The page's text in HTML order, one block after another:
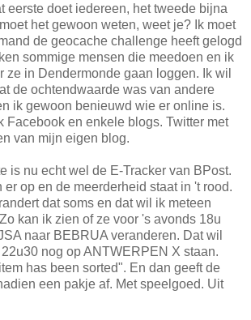
eerste doet iedereen, het tweede bijna
het gewoon weten, weet je? Ik moet
de geocache challenge heeft gelogd
sommige mensen die meedoen en ik
ze in Dendermonde gaan loggen. Ik wil
de ochtendwaarde was van andere
ik gewoon benieuwd wie er online is.
Facebook en enkele blogs. Twitter met
van mijn eigen blog.
is nu echt wel de E-Tracker van BPost.
er op en de meerderheid staat in 't rood.
dat soms en dat wil ik meteen
kan ik zien of ze voor 's avonds 18u
naar BEBRUA veranderen. Dat wil
nog op ANTWERPEN X staan.
has been sorted". En dan geeft de
een pakje af. Met speelgoed. Uit